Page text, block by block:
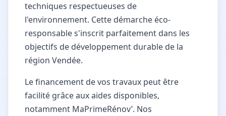
techniques respectueuses de
l'environnement. Cette démarche éco-
responsable s'inscrit parfaitement dans les
objectifs de développement durable de la
région Vendée.
Le financement de vos travaux peut être
facilité grâce aux aides disponibles,
notamment MaPrimeRénov’. Nos